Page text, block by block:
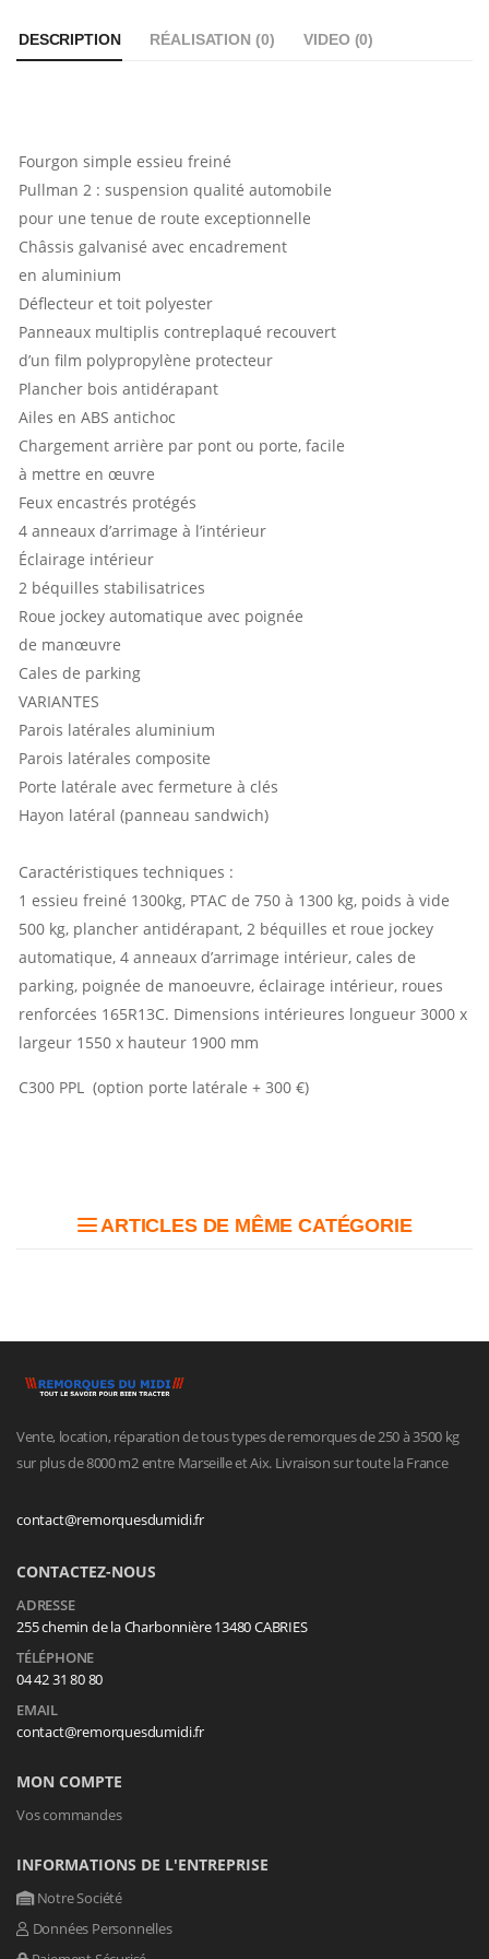
DESCRIPTION RÉALISATION (0) VIDEO (0)
Fourgon simple essieu freiné
Pullman 2 : suspension qualité automobile
pour une tenue de route exceptionnelle
Châssis galvanisé avec encadrement
en aluminium
Déflecteur et toit polyester
Panneaux multiplis contreplaqué recouvert
d’un film polypropylène protecteur
Plancher bois antidérapant
Ailes en ABS antichoc
Chargement arrière par pont ou porte, facile
à mettre en œuvre
Feux encastrés protégés
4 anneaux d’arrimage à l’intérieur
Éclairage intérieur
2 béquilles stabilisatrices
Roue jockey automatique avec poignée
de manœuvre
Cales de parking
VARIANTES
Parois latérales aluminium
Parois latérales composite
Porte latérale avec fermeture à clés
Hayon latéral (panneau sandwich)
Caractéristiques techniques :
1 essieu freiné 1300kg, PTAC de 750 à 1300 kg, poids à vide
500 kg, plancher antidérapant, 2 béquilles et roue jockey
automatique, 4 anneaux d’arrimage intérieur, cales de
parking, poignée de manoeuvre, éclairage intérieur, roues
renforcées 165R13C. Dimensions intérieures longueur 3000 x
largeur 1550 x hauteur 1900 mm
C300 PPL (option porte latérale + 300 €)
ARTICLES DE MÊME CATÉGORIE
Vente, location, réparation de tous types de remorques de 250 à 3500 kg
sur plus de 8000 m2 entre Marseille et Aix. Livraison sur toute la France
contact@remorquesdumidi.fr
CONTACTEZ-NOUS
ADRESSE
255 chemin de la Charbonnière 13480 CABRIES
TÉLÉPHONE
04 42 31 80 80
EMAIL
contact@remorquesdumidi.fr
MON COMPTE
Vos commandes
INFORMATIONS DE L'ENTREPRISE
Notre Société
Données Personnelles